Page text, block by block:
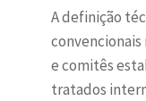
A definição
e comitês
tratados